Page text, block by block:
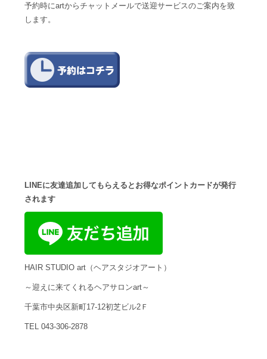
予約時にartからチャットメールで送迎サービスのご案内を致
します。
LINEに友達追加してもらえるとお得なポイントカードが発行
されます
HAIR STUDIO art（ヘアスタジオアート）
～迎えに来てくれるヘアサロンart～
千葉市中央区新町17-12初芝ビル2Ｆ
TEL 043-306-2878